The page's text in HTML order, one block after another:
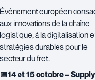
Événement européen
aux innovations de la chaîne
logistique, à la digitalisation
stratégies durables pour le
secteur du fret.
📅14 et 15 octobre – Supply